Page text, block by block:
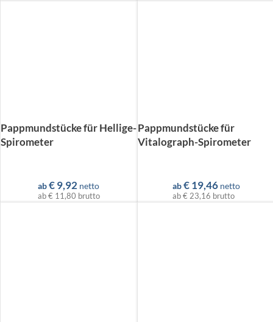
Pappmundstücke für Hellige-
Spirometer
ab€9,92 netto
ab€ 11,80 brutto
Pappmundstücke für
Vitalograph-Spirometer
ab €19,46 netto
ab€ 23,16 brutto